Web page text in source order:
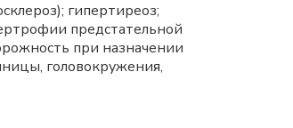
гипертиреоз;
предстательной
при назначении
головокружения,